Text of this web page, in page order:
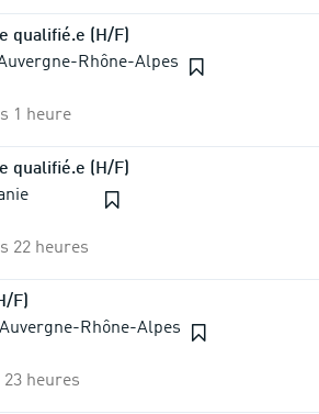
qualifié.e (H/F)
Rhône-Alpes
1 heure
qualifié.e (H/F)
22 heures
F)
Rhône-Alpes
heures